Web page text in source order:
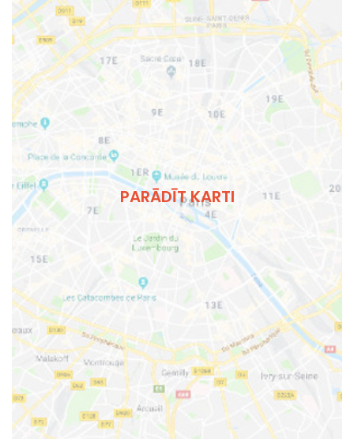
PARĀDĪT KARTI